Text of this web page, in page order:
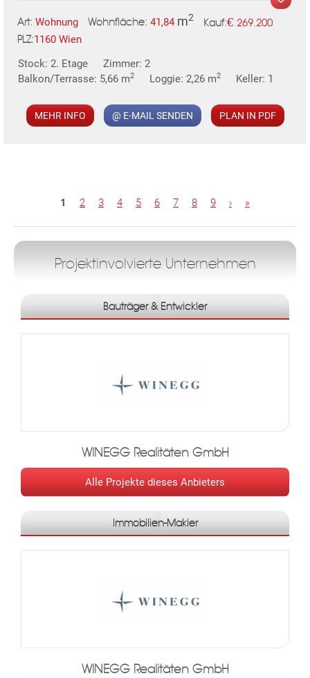
Art: Wohnung Wohnfläche: 41,84 m2 Kauf:€ 269.200
PLZ:1160 Wien
Stock: 2. Etage
Zimmer: 2
Balkon/Terrasse: 5,66 m2 Loggie: 2,26 m2 Keller: 1
MEHR INFO @ E-MAIL SENDEN PLAN IN PDF
i
t
1 2 3 4 5 6 7 8 9 › »
Projektinvolvierte Unternehmen
Bauträger & Entwickler
WINEGG Realitäten GmbH
Alle Projekte dieses Anbieters
Immobilien-Makler
WINEGG Realitäten GmbH